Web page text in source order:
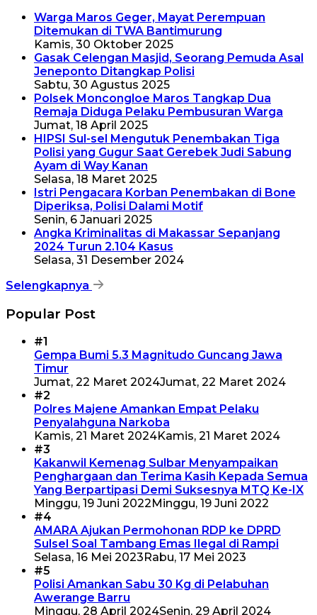
Warga Maros Geger, Mayat Perempuan
Ditemukan di TWA Bantimurung
Kamis, 30 Oktober 2025
Gasak Celengan Masjid, Seorang Pemuda Asal
Jeneponto Ditangkap Polisi
Sabtu, 30 Agustus 2025
Polsek Moncongloe Maros Tangkap Dua
Remaja Diduga Pelaku Pembusuran Warga
Jumat, 18 April 2025
HIPSI Sul-sel Mengutuk Penembakan Tiga
Polisi yang Gugur Saat Gerebek Judi Sabung
Ayam di Way Kanan
Selasa, 18 Maret 2025
Istri Pengacara Korban Penembakan di Bone
Diperiksa, Polisi Dalami Motif
Senin, 6 Januari 2025
Angka Kriminalitas di Makassar Sepanjang
2024 Turun 2.104 Kasus
Selasa, 31 Desember 2024
Selengkapnya
Popular Post
#1
Gempa Bumi 5.3 Magnitudo Guncang Jawa
Timur
Jumat, 22 Maret 2024Jumat, 22 Maret 2024
#2
Polres Majene Amankan Empat Pelaku
Penyalahguna Narkoba
Kamis, 21 Maret 2024Kamis, 21 Maret 2024
#3
Kakanwil Kemenag Sulbar Menyampaikan
Penghargaan dan Terima Kasih Kepada Semua
Yang Berpartipasi Demi Suksesnya MTQ Ke-IX
Minggu, 19 Juni 2022 Minggu, 19 Juni 2022
#4
AMARA Ajukan Permohonan RDP ke DPRD
Sulsel Soal Tambang Emas Ilegal di Rampi
Selasa, 16 Mei 2023 Rabu, 17 Mei 2023
#5
Polisi Amankan Sabu 30 Kg di Pelabuhan
Awerange Barru
Minggu, 28 April 2024Senin, 29 April 2024